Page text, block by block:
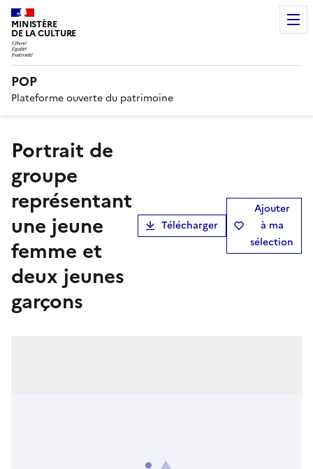
MINISTÈRE
DE LA CULTURE
POP
Plateforme ouverte du patrimoine
Portrait de
groupe
représentant
une jeune
femme et
deux jeunes
garçons
Télécharger
Ajouter
à ma
sélection